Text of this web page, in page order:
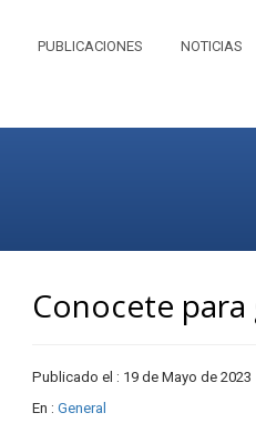
PUBLICACIONES NOTICIAS
Conocete
Publicado el : 19 de Mayo de 2023
En : General